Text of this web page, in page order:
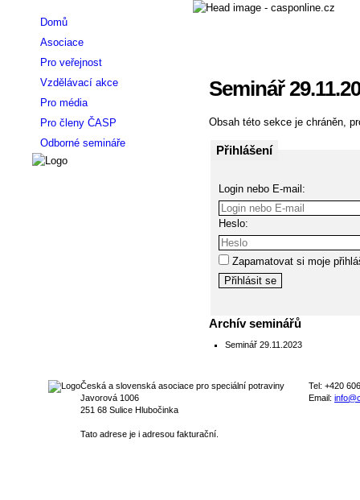
Seminář
Obsah této sekce je chráněn,
Přihlášení
Login nebo E-mail:
Heslo:
Zapamatovat si moje
Archív seminářů
Seminář 29.11.2023
Domů
Asociace
Pro veřejnost
Vzdělávací akce
Pro média
Pro členy ČASP
Odborné semináře
Česká a slovenská asociace pro speciální potraviny
Javorová 1006
251 68 Sulice Hlubočinka
Tato adrese je i adresou fakturační.
Tel: +420
Email: